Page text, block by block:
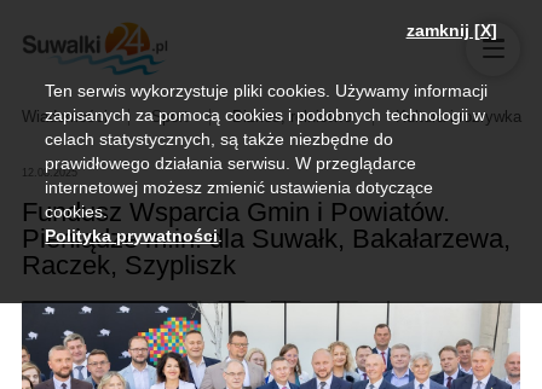
Wiadomości Sport Biznes, rolnictwo Kultura i rozrywka
12.08.2025
Fundusz Wsparcia Gmin i Powiatów.
Pieniądze m.in. dla Suwałk, Bakałarzewa,
Raczek, Szypliszk
zamknij [X]
Ten serwis wykorzystuje pliki cookies. Używamy informacji
zapisanych za pomocą cookies i podobnych technologii w
celach statystycznych, są także niezbędne do
prawidłowego działania serwisu. W przeglądarce
internetowej możesz zmienić ustawienia dotyczące
cookies.
Polityka prywatności.